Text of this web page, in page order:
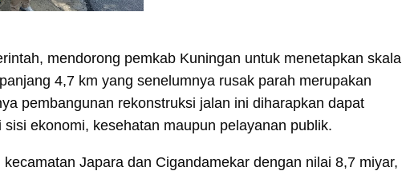
mendorong pemkab Kuningan untuk menetapkan skala
4,7 km yang senelumnya rusak parah merupakan
pembangunan rekonstruksi jalan ini diharapkan dapat
ekonomi, kesehatan maupun pelayanan publik.
Japara dan Cigandamekar dengan nilai 8,7 miyar,